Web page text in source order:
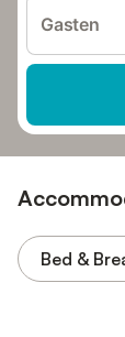
Gasten
Bed &